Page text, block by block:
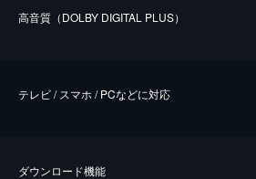
⾼⾳質（DOLBY DIGITAL PLUS）
テレビ / スマホ / PCなどに対応
ダウンロード機能